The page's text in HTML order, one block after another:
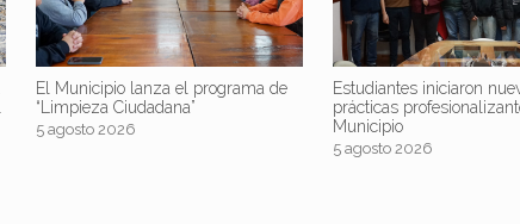
El Municipio lanza el programa de
“Limpieza Ciudadana”
5 agosto 2026
Estudiantes iniciaron
prácticas
Municipio
5 agosto 2026